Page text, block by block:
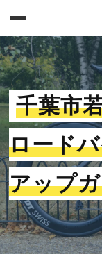
千葉市
ロード
アップ